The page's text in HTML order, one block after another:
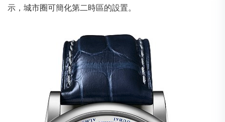
示，城市圈可簡化第二時區的設置。